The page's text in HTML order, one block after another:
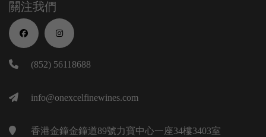
關注我們
(852) 56118688
info@onexcelfinewines.com
香港金鐘金鐘道89號力寶中心一座34樓3403室